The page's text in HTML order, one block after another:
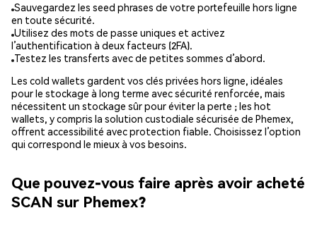
Sauvegardez les seed phrases de votre portefeuille hors ligne
en toute sécurité.
Utilisez des mots de passe uniques et activez
l’authentification à deux facteurs (2FA).
Testez les transferts avec de petites sommes d’abord.
Les cold wallets gardent vos clés privées hors ligne, idéales
pour le stockage à long terme avec sécurité renforcée, mais
nécessitent un stockage sûr pour éviter la perte ; les hot
wallets, y compris la solution custodiale sécurisée de Phemex,
offrent accessibilité avec protection fiable. Choisissez l’option
qui correspond le mieux à vos besoins.
Que pouvez-vous faire après avoir acheté
SCAN sur Phemex?